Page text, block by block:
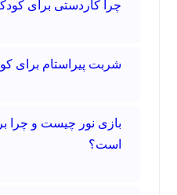
چرا کاردستی برای
شربت پیراستام برای
بازی نور چیست و چرا
است؟